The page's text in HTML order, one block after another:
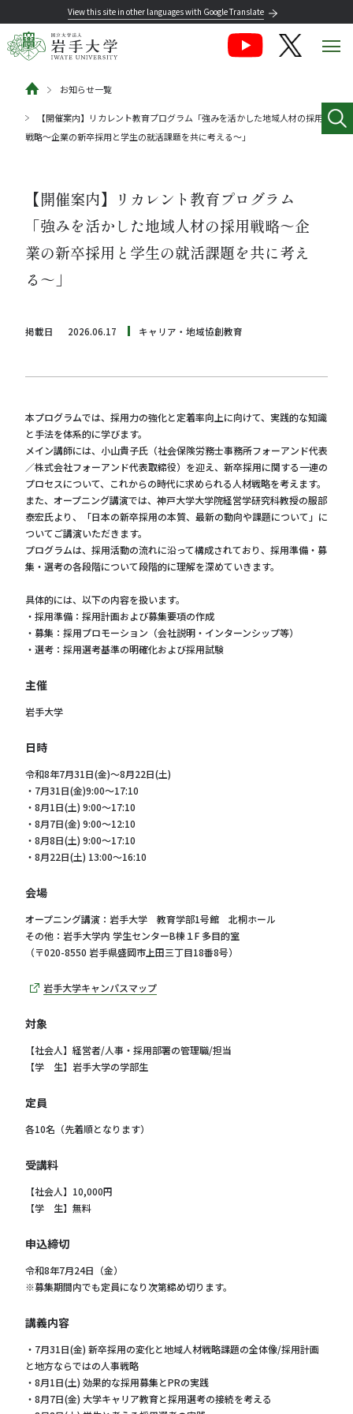
View this site in other languages with Google Translate
お知らせ一覧
【開催案内】リカレント教育プログラム「強みを活かした地域人材の採用
戦略～企業の新卒採用と学生の就活課題を共に考える～」
【開催案内】リカレント教育プログラム
「強みを活かした地域人材の採用戦略～企
業の新卒採用と学生の就活課題を共に考え
る～」
掲載日 2026.06.17 キャリア・地域協創教育
本プログラムでは、採用力の強化と定着率向上に向けて、実践的な知識
と手法を体系的に学びます。
メイン講師には、小山貴子氏（社会保険労務士事務所フォーアンド代表
／株式会社フォーアンド代表取締役）を迎え、新卒採用に関する一連の
プロセスについて、これからの時代に求められる人材戦略を考えます。
また、オープニング講演では、神戸大学大学院経営学研究科教授の服部
泰宏氏より、「日本の新卒採用の本質、最新の動向や課題について」に
ついてご講演いただきます。
プログラムは、採用活動の流れに沿って構成されており、採用準備・募
集・選考の各段階について段階的に理解を深めていきます。
具体的には、以下の内容を扱います。
・採用準備：採用計画および募集要項の作成
・募集：採用プロモーション（会社説明・インターンシップ等）
・選考：採用選考基準の明確化および採用試験
主催
岩手大学
日時
令和8年7月31日(金)～8月22日(土)
・7月31日(金)9:00～17:10
・8月1日(土) 9:00～17:10
・8月7日(金) 9:00～12:10
・8月8日(土) 9:00～17:10
・8月22日(土) 13:00～16:10
会場
オープニング講演：岩手大学 教育学部1号館 北桐ホール
その他：岩手大学内 学生センターB棟１F 多目的室
（〒020-8550 岩手県盛岡市上田三丁目18番8号）
岩手大学キャンパスマップ
対象
【社会人】経営者/人事・採用部署の管理職/担当
【学 生】岩手大学の学部生
定員
各10名（先着順となります）
受講料
【社会人】10,000円
【学 生】無料
申込締切
令和8年7月24日（金）
※募集期間内でも定員になり次第締め切ります。
講義内容
・7月31日(金) 新卒採用の変化と地域人材戦略課題の全体像/採用計画
と地方ならではの人事戦略
・8月1日(土) 効果的な採用募集とPRの実践
・8月7日(金) 大学キャリア教育と採用選考の接続を考える